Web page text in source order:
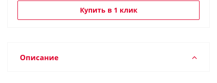
Купить в 1 клик
Описание